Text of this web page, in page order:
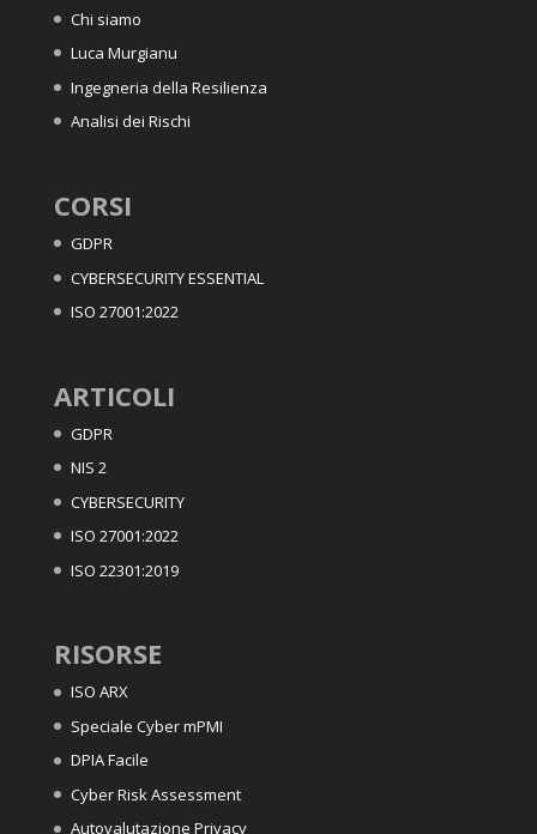
Chi siamo
Luca Murgianu
Ingegneria della Resilienza
Analisi dei Rischi
CORSI
GDPR
CYBERSECURITY ESSENTIAL
ISO 27001:2022
ARTICOLI
GDPR
NIS 2
CYBERSECURITY
ISO 27001:2022
ISO 22301:2019
RISORSE
ISO ARX
Speciale Cyber mPMI
DPIA Facile
Cyber Risk Assessment
Autovalutazione Privacy